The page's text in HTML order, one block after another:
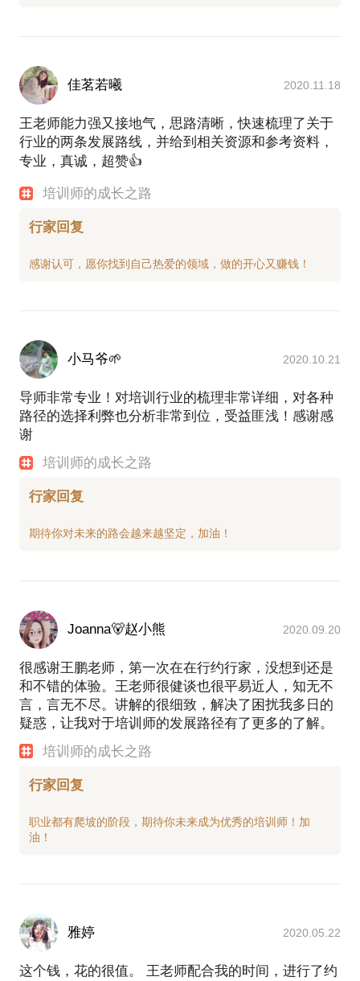
佳茗若曦 2020.11.18
王老师能力强又接地气，思路清晰，快速梳理了关于
行业的两条发展路线，并给到相关资源和参考资料，
专业，真诚，超赞👍
培训师的成长之路
行家回复
小马爷🌱 2020.10.21
导师非常专业！对培训行业的梳理非常详细，对各种
路径的选择利弊也分析非常到位，受益匪浅！感谢感
谢
培训师的成长之路
行家回复
Joanna🐻赵小熊 2020.09.20
很感谢王鹏老师，第一次在在行约行家，没想到还是
和不错的体验。王老师很健谈也很平易近人，知无不
言，言无不尽。讲解的很细致，解决了困扰我多日的
疑惑，让我对于培训师的发展路径有了更多的了解。
培训师的成长之路
行家回复
职业都有爬坡的阶段，期待你未来成为优秀的培训师！加
雅婷 2020.05.22
这个钱，花的很值。 王老师配合我的时间，进行了约